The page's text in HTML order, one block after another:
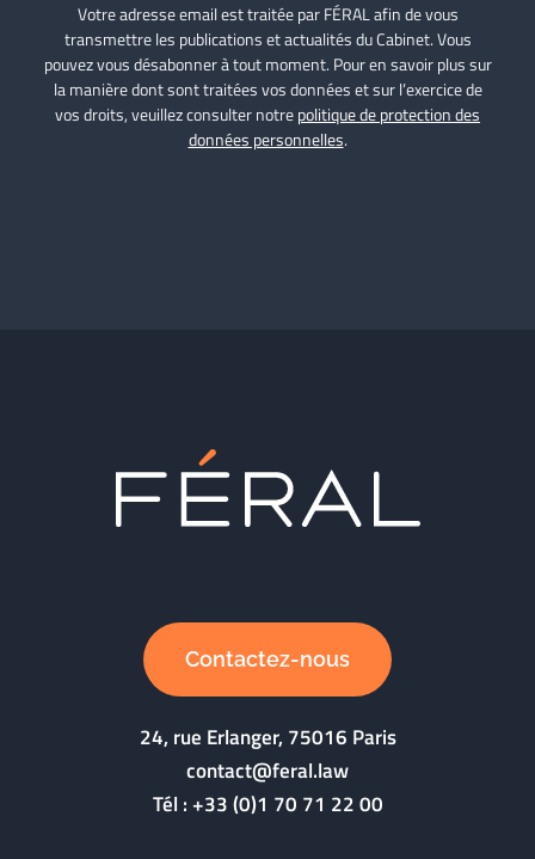
Votre adresse email est traitée par FÉRAL afin de vous
transmettre les publications et actualités du Cabinet. Vous
pouvez vous désabonner à tout moment. Pour en savoir plus sur
la manière dont sont traitées vos données et sur l’exercice de
vos droits, veuillez consulter notrepolitique de protection des
données personnelles.
Contactez-nous
24, rue Erlanger, 75016 Paris
contact@feral.law
Tél :+33 (0)1 70 71 22 00